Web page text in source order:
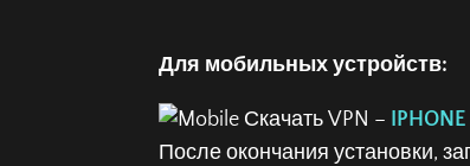
Для мобильных устройств:
Скачать VPN – IPHONE
После окончания установки,